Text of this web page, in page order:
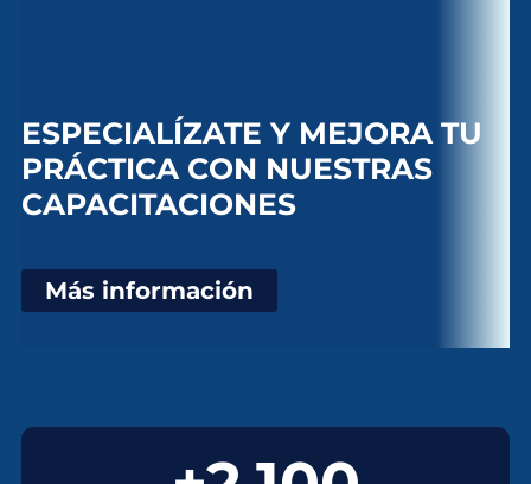
ESPECIALÍZATE Y MEJORA TU
PRÁCTICA CON NUESTRAS
CAPACITACIONES
Más información